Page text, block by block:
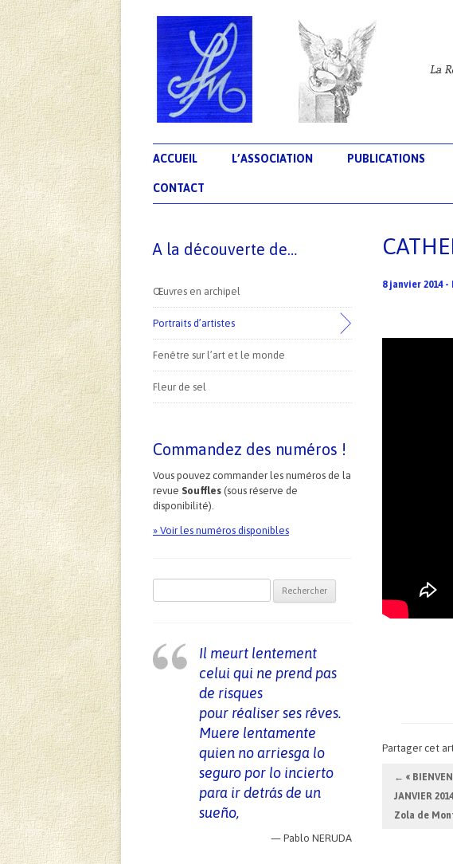
Revue Souffles
L'association Les Ecrivains Méditerranéens
ACCUEIL L’ASSOCIATION PUBLICATIONS
CONTACT
8 janvier 2014 -
Partager cet
Navigation
← «
JANVIER
Zola de
A la découverte de…
Œuvres en archipel
Portraits d’artistes
Fenêtre sur l’art et le monde
Fleur de sel
Commandez des numéros !
Vous pouvez commander les numéros de la
revue Souffles (sous réserve de
disponibilité).
» Voir les numéros disponibles
Il meurt lentement
celui qui ne prend pas
de risques
pour réaliser ses rêves.
Muere lentamente
quien no arriesga lo
seguro por lo incierto
para ir detrás de un
sueño,
— Pablo NERUDA